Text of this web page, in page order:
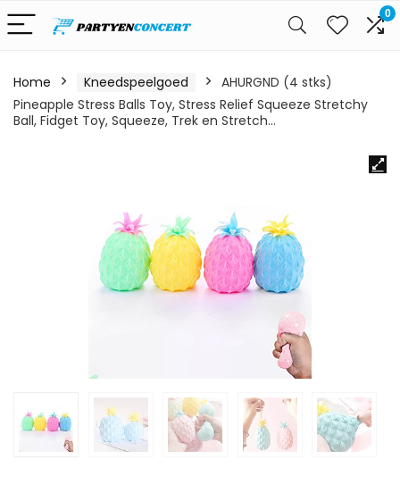
0
Home Kneedspeelgoed
AHURGND (4 stks)
Pineapple Stress Balls Toy, Stress Relief Squeeze Stretchy
Ball, Fidget Toy, Squeeze, Trek en Stretch…